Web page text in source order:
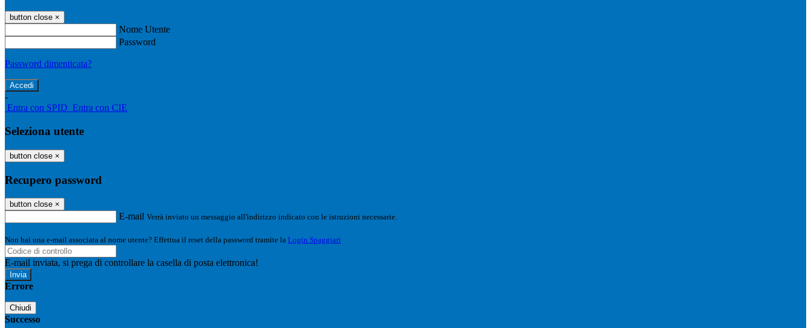
button close ×
Nome Utente
Password
Password dimenticata?
-
Entra con SPID Entra con CIE
Seleziona utente
button close ×
Recupero password
button close ×
E-mail Verrà inviato un messaggio all'indirizzo indicato con le istruzioni necessarie.
Non hai una e-mail associata al nome utente? Effettua il reset della password tramite la Login Spaggiari
E-mail inviata, si prega di controllare la casella di posta elettronica!
Errore
Chiudi
Successo